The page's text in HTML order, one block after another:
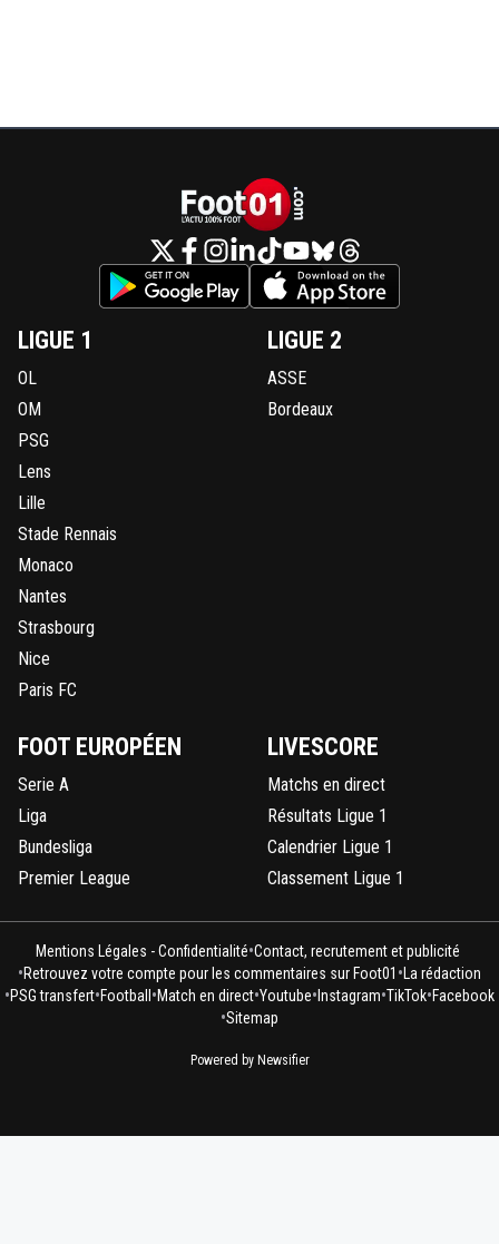
LIGUE 1
OL
OM
PSG
Lens
Lille
Stade Rennais
Monaco
Nantes
Strasbourg
Nice
Paris FC
LIGUE 2
ASSE
Bordeaux
FOOT EUROPÉEN
Serie A
Liga
Bundesliga
Premier League
LIVESCORE
Matchs en direct
Résultats Ligue 1
Calendrier Ligue 1
Classement Ligue 1
Mentions Légales - Confidentialité•Contact, recrutement et publicité
•Retrouvez votre compte pour les commentaires sur Foot01 • La rédaction
•PSG transfert•Football •Match en direct•Youtube• Instagram•TikTok•Facebook
•Sitemap
Powered by Newsifier